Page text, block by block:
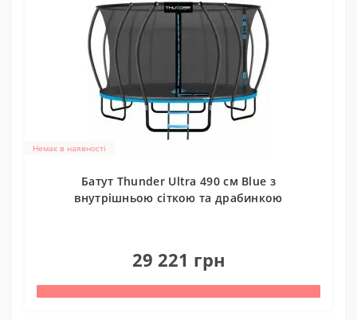
Немає в наявності
Батут Thunder Ultra 490 см Blue з
внутрішньою сіткою та драбинкою
29 221 грн